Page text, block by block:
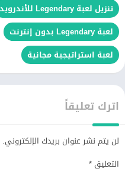
تنزيل لعبة Legendary للأندرويد
لعبة Legendary بدون إنترنت
لعبة استراتيجية مجانية
اترك تعليقاً
لن يتم نشر عنوان بريدك الإلكتروني.
التعليق *